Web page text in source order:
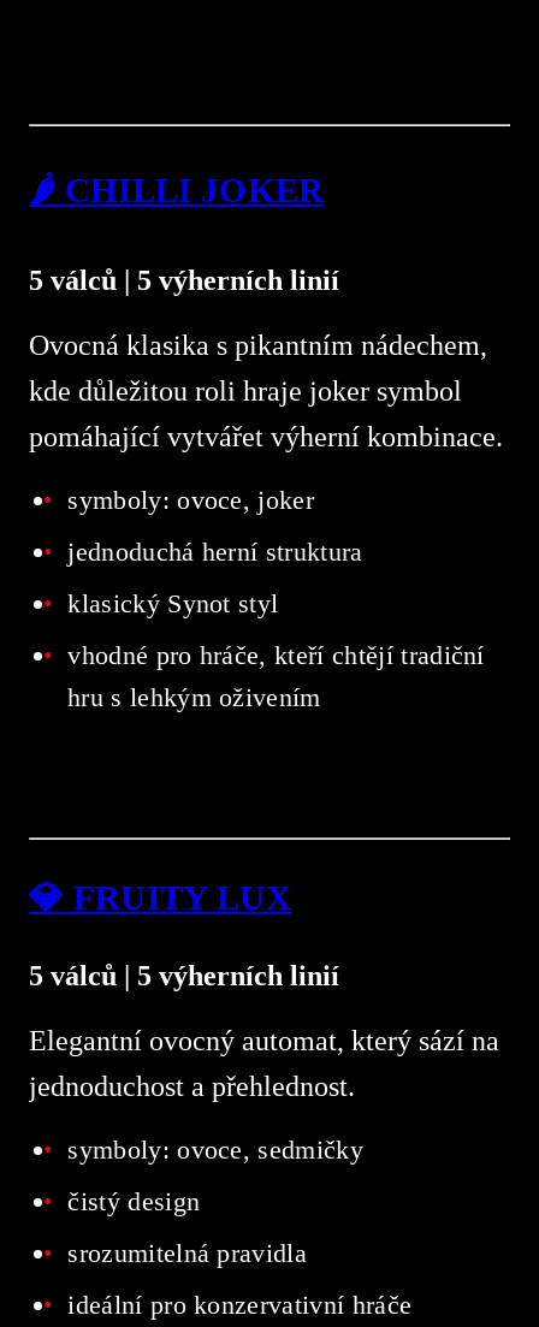
🌶️ CHILLI JOKER
5 válců | 5 výherních linií
Ovocná klasika s pikantním nádechem,
kde důležitou roli hraje joker symbol
pomáhající vytvářet výherní kombinace.
symboly: ovoce, joker
jednoduchá herní struktura
klasický Synot styl
vhodné pro hráče, kteří chtějí tradiční
hru s lehkým oživením
💎 FRUITY LUX
5 válců | 5 výherních linií
Elegantní ovocný automat, který sází na
jednoduchost a přehlednost.
symboly: ovoce, sedmičky
čistý design
srozumitelná pravidla
ideální pro konzervativní hráče